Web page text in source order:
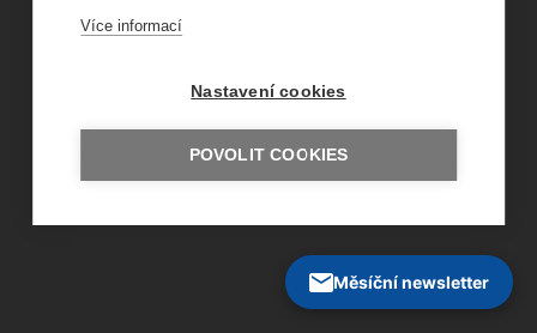
Odběr novinek e-mailem
Měsíční newsletter
Více informací
Nastavení cookies
POVOLIT COOKIES